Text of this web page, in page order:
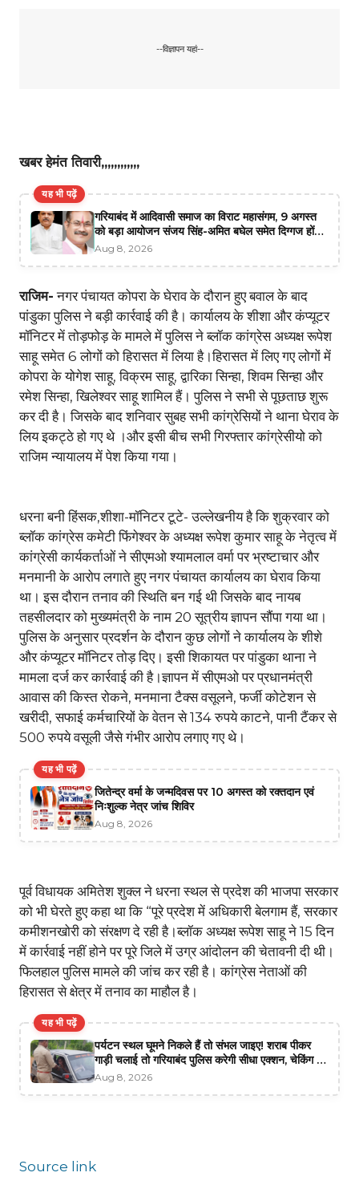
--विज्ञापन यहां--
खबर हेमंत तिवारी,,,,,,,,,,,,
यह भी पढ़ें
गरियाबंद में आदिवासी समाज का विराट महासंगम, 9 अगस्त
को बड़ा आयोजन संजय सिंह-अमित बघेल समेत दिग्गज होंगे
शामिल, निकलेगी विशाल रैली
Aug 8, 2026
राजिम- नगर पंचायत कोपरा के घेराव के दौरान हुए बवाल के बाद
पांडुका पुलिस ने बड़ी कार्रवाई की है। कार्यालय के शीशा और कंप्यूटर
मॉनिटर में तोड़फोड़ के मामले में पुलिस ने ब्लॉक कांग्रेस अध्यक्ष रूपेश
साहू समेत 6 लोगों को हिरासत में लिया है।हिरासत में लिए गए लोगों में
कोपरा के योगेश साहू, विक्रम साहू, द्वारिका सिन्हा, शिवम सिन्हा और
रमेश सिन्हा, खिलेश्वर साहू शामिल हैं। पुलिस ने सभी से पूछताछ शुरू
कर दी है। जिसके बाद शनिवार सुबह सभी कांग्रेसियों ने थाना घेराव के
लिय इकट्ठे हो गए थे ।और इसी बीच सभी गिरफ्तार कांग्रेसीयो को
राजिम न्यायालय में पेश किया गया।
धरना बनी हिंसक,शीशा-मॉनिटर टूटे- उल्लेखनीय है कि शुक्रवार को
ब्लॉक कांग्रेस कमेटी फिंगेश्वर के अध्यक्ष रूपेश कुमार साहू के नेतृत्व में
कांग्रेसी कार्यकर्ताओं ने सीएमओ श्यामलाल वर्मा पर भ्रष्टाचार और
मनमानी के आरोप लगाते हुए नगर पंचायत कार्यालय का घेराव किया
था। इस दौरान तनाव की स्थिति बन गई थी जिसके बाद नायब
तहसीलदार को मुख्यमंत्री के नाम 20 सूत्रीय ज्ञापन सौंपा गया था।
पुलिस के अनुसार प्रदर्शन के दौरान कुछ लोगों ने कार्यालय के शीशे
और कंप्यूटर मॉनिटर तोड़ दिए। इसी शिकायत पर पांडुका थाना ने
मामला दर्ज कर कार्रवाई की है।ज्ञापन में सीएमओ पर प्रधानमंत्री
आवास की किस्त रोकने, मनमाना टैक्स वसूलने, फर्जी कोटेशन से
खरीदी, सफाई कर्मचारियों के वेतन से 134 रुपये काटने, पानी टैंकर से
500 रुपये वसूली जैसे गंभीर आरोप लगाए गए थे।
यह भी पढ़ें
जितेन्द्र वर्मा के जन्मदिवस पर 10 अगस्त को रक्तदान एवं
निःशुल्क नेत्र जांच शिविर
Aug 8, 2026
पूर्व विधायक अमितेश शुक्ल ने धरना स्थल से प्रदेश की भाजपा सरकार
को भी घेरते हुए कहा था कि “पूरे प्रदेश में अधिकारी बेलगाम हैं, सरकार
कमीशनखोरी को संरक्षण दे रही है।ब्लॉक अध्यक्ष रूपेश साहू ने 15 दिन
में कार्रवाई नहीं होने पर पूरे जिले में उग्र आंदोलन की चेतावनी दी थी।
फिलहाल पुलिस मामले की जांच कर रही है। कांग्रेस नेताओं की
हिरासत से क्षेत्र में तनाव का माहौल है।
यह भी पढ़ें
पर्यटन स्थल घूमने निकले हैं तो संभल जाइए! शराब पीकर
गाड़ी चलाई तो गरियाबंद पुलिस करेगी सीधा एक्शन, चेकिंग में
3 चालक पकड़े गए
Aug 8, 2026
Source link